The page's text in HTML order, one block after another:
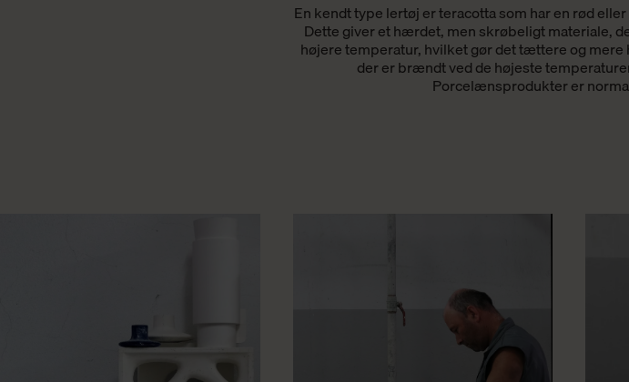
En kendt type lertøj er teracotta som har en rød
Dette giver et hærdet, men skrøbeligt materiale,
højere temperatur, hvilket gør det tættere og
der er brændt ved de højeste
Porcelænsprodukter er